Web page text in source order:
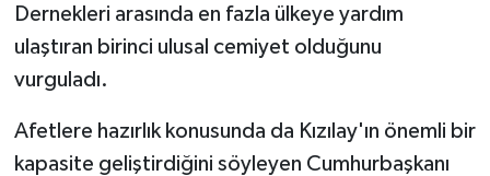
Dernekleri arasında en fazla ülkeye yardım
ulaştıran birinci ulusal cemiyet olduğunu
vurguladı.
Afetlere hazırlık konusunda da Kızılay'ın önemli bir
kapasite geliştirdiğini söyleyen Cumhurbaşkanı